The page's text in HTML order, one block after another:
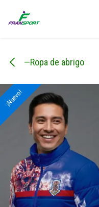
—Ropa de abrigo
¡Nuevo!